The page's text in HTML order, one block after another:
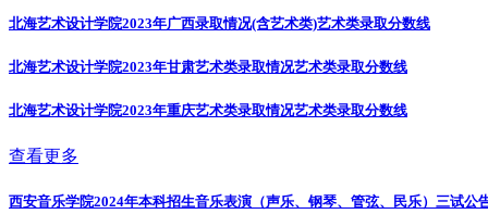
北海艺术设计学院2023年广西录取情况(含艺术类)艺术类录取分数线
北海艺术设计学院2023年甘肃艺术类录取情况艺术类录取分数线
北海艺术设计学院2023年重庆艺术类录取情况艺术类录取分数线
查看更多
西安音乐学院2024年本科招生音乐表演（声乐、钢琴、管弦、民乐）三试公